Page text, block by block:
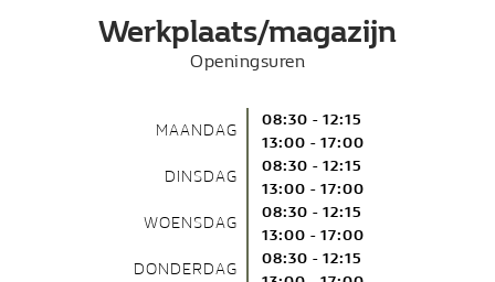
Werkplaats/magazijn
Openingsuren
MAANDAG
08:30 - 12:15
13:00 - 17:00
DINSDAG
08:30 - 12:15
13:00 - 17:00
WOENSDAG
08:30 - 12:15
13:00 - 17:00
DONDERDAG
08:30 - 12:15